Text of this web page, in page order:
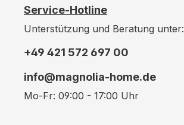
Service-Hotline
Unterstützung und Beratung unter:
+49 421 572 697 00
info@magnolia-home.de
Mo-Fr: 09:00 - 17:00 Uhr